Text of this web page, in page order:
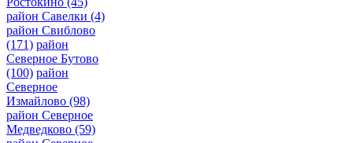
район Савелки (4)
район Свиблово
(171) район
Северное Бутово
(100) район
Северное
Измайлово (98)
район Северное
Медведково (59)